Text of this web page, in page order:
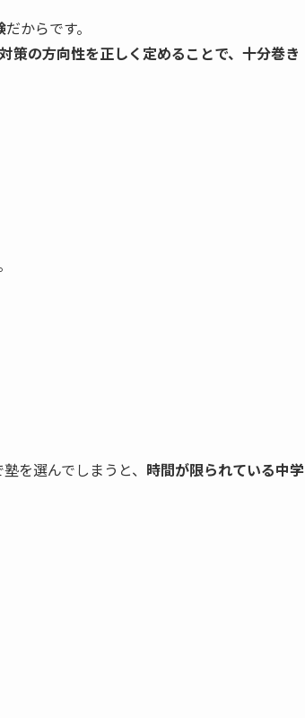
だからです。
策の方向性を正しく定めることで、十分巻き
を選んでしまうと、 時間が限られている中学